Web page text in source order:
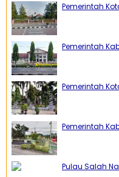
Pemerintah
Pemerintah
Pemerintah
Pemerintah
Pulau Salah